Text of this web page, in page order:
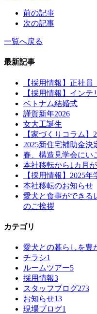
前の記事
次の記事
一覧へ戻る
最新記事
【採用情報】正社
【採用情報】インテ
ベトナム結婚式
謹賀新年2026
女大工誕生
【家づくりコラム
2025新住宅補助金
春、構造見学会にい
本社移転から1カ月
【採用情報】2025
本社移転のお知らせ
愛犬と食事ができる
のご挨拶
カテゴリ
愛犬との暮らしを豊
チラシ1
ルームツアー5
採用情報3
スタッフブログ273
お知らせ13
現場ブログ1